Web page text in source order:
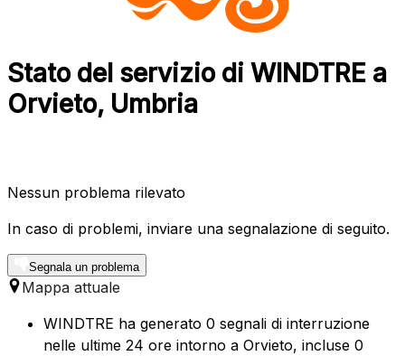
Stato del servizio di WINDTRE a
Orvieto, Umbria
Nessun problema rilevato
In caso di problemi, inviare una segnalazione di seguito.
Segnala un problema
Mappa attuale
WINDTRE ha generato 0 segnali di interruzione
nelle ultime 24 ore intorno a Orvieto, incluse 0